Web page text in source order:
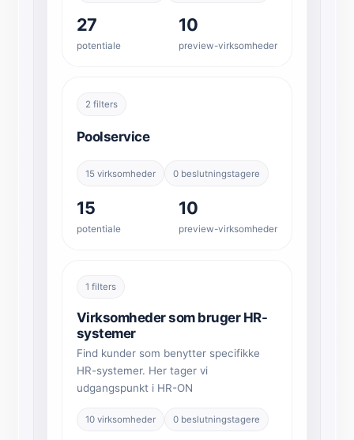
27
potentiale
10
preview-virksomheder
2 filters
Poolservice
15 virksomheder 0 beslutningstagere
15
potentiale
10
preview-virksomheder
1 filters
Virksomheder som bruger HR-
systemer
Find kunder som benytter specifikke
HR-systemer. Her tager vi
udgangspunkt i HR-ON
10 virksomheder 0 beslutningstagere